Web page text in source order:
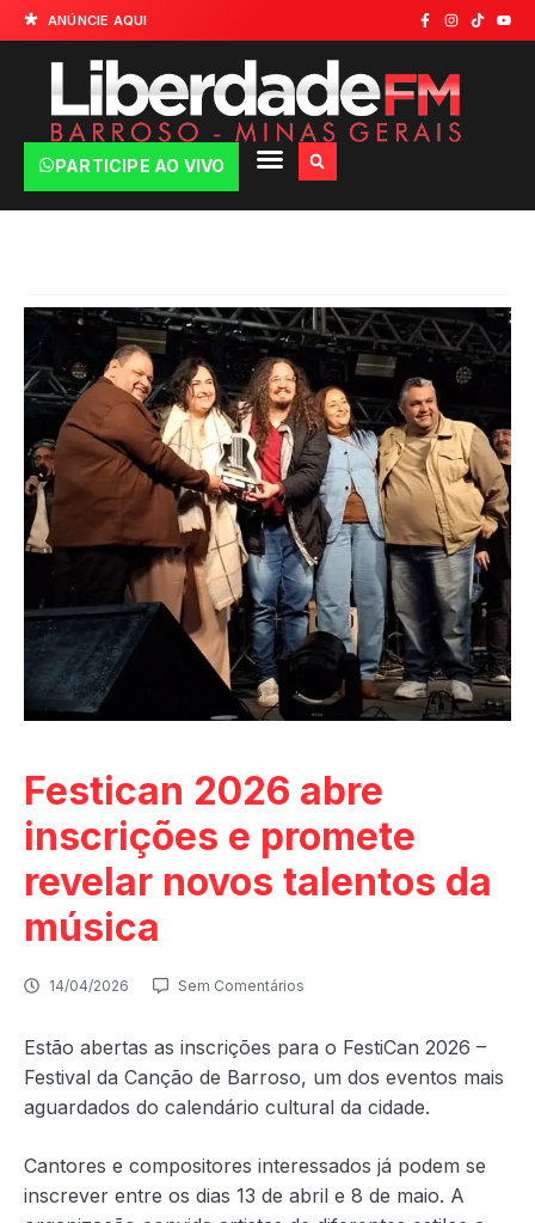
ANÚNCIE AQUI
PARTICIPE AO VIVO
Festican 2026 abre
inscrições e promete
revelar novos talentos da
música
14/04/2026 Sem Comentários
Estão abertas as inscrições para o FestiCan 2026 –
Festival da Canção de Barroso, um dos eventos mais
aguardados do calendário cultural da cidade.
Cantores e compositores interessados já podem se
inscrever entre os dias 13 de abril e 8 de maio. A